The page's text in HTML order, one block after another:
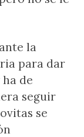
la
para dar
de
seguir
se